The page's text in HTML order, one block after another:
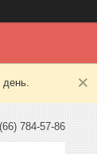
день.
784-57-86